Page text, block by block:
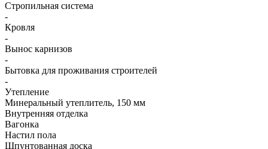
Стропильная система
-
Кровля
-
Вынос карнизов
-
Бытовка для проживания строителей
-
Утепление
Минеральный утеплитель, 150 мм
Внутренняя отделка
Вагонка
Настил пола
Шпунтованная доска